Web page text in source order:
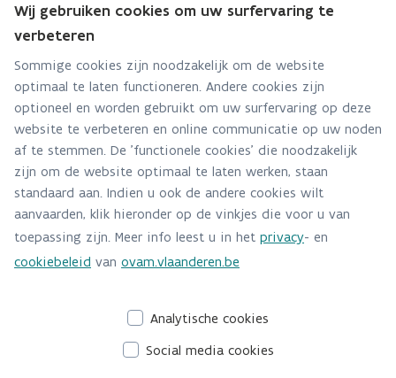
Hebt u een persvraag? Stel ze hier:
Via contact formulier
Alle contactgegevens
Adres
Stationsstraat 110
2800 Mechelen
Route en bereikbaarheid
Telefoon
015284140
Wij gebruiken cookies om uw surfervaring te
verbeteren
Sommige cookies zijn noodzakelijk om de website
optimaal te laten functioneren. Andere cookies zijn
optioneel en worden gebruikt om uw surfervaring op deze
website te verbeteren en online communicatie op uw noden
af te stemmen. De 'functionele cookies' die noodzakelijk
zijn om de website optimaal te laten werken, staan
standaard aan. Indien u ook de andere cookies wilt
aanvaarden, klik hieronder op de vinkjes die voor u van
toepassing zijn. Meer info leest u in het privacy- en
cookiebeleid van ovam.vlaanderen.be
Analytische cookies
Social media cookies